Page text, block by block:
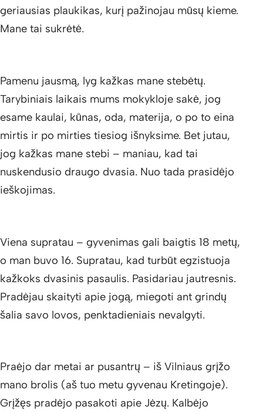
geriausias plaukikas, kurį pažinojau mūsų kieme.
Mane tai sukrėtė.
Pamenu jausmą, lyg kažkas mane stebėtų.
Tarybiniais laikais mums mokykloje sakė, jog
esame kaulai, kūnas, oda, materija, o po to eina
mirtis ir po mirties tiesiog išnyksime. Bet jutau,
jog kažkas mane stebi – maniau, kad tai
nuskendusio draugo dvasia. Nuo tada prasidėjo
ieškojimas.
Viena supratau – gyvenimas gali baigtis 18 metų,
o man buvo 16. Supratau, kad turbūt egzistuoja
kažkoks dvasinis pasaulis. Pasidariau jautresnis.
Pradėjau skaityti apie jogą, miegoti ant grindų
šalia savo lovos, penktadieniais nevalgyti.
Praėjo dar metai ar pusantrų – iš Vilniaus grįžo
mano brolis (aš tuo metu gyvenau Kretingoje).
Grįžęs pradėjo pasakoti apie Jėzų. Kalbėjo